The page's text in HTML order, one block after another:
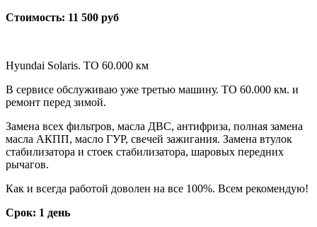
Стоимость: 11 500 руб
Hyundai Solaris. ТО 60.000 км
В сервисе обслуживаю уже третью машину. ТО 60.000 км. и
ремонт перед зимой.
Замена всех фильтров, масла ДВС, антифриза, полная замена
масла АКПП, масло ГУР, свечей зажигания. Замена втулок
стабилизатора и стоек стабилизатора, шаровых передних
рычагов.
Как и всегда работой доволен на все 100%. Всем рекомендую!
Срок: 1 день